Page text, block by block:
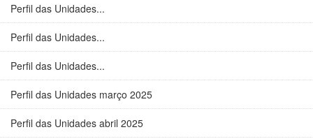
Perfil das Unidades...
Perfil das Unidades...
Perfil das Unidades...
Perfil das Unidades março 2025
Perfil das Unidades abril 2025